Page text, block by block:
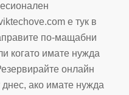
е тук в
по-мащабни
когато имате нужда
онлайн
ако имате нужда